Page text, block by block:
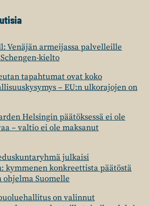
Venäjän armeijassa palvelleille
kielto
tapahtumat ovat koko
– EU:n ulkorajojen on
Helsingin päätöksessä ei ole
– valtio ei ole maksanut
julkaisi
kymmenen konkreettista päätöstä
ohjelma Suomelle
on valinnut